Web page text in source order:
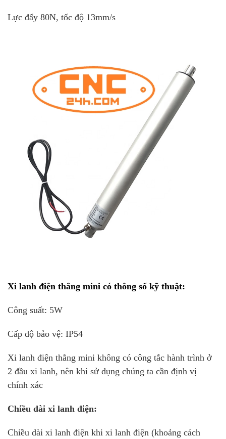
Lực đẩy 80N, tốc độ 13mm/s
Xi lanh điện thẳng mini có thông số kỹ thuật:
Công suất: 5W
Cấp độ bảo vệ: IP54
Xi lanh điện thẳng mini không có công tắc hành trình ở
2 đầu xi lanh, nên khi sử dụng chúng ta cần định vị
chính xác
Chiều dài xi lanh điện:
Chiều dài xi lanh điện khi xi lanh điện (khoảng cách